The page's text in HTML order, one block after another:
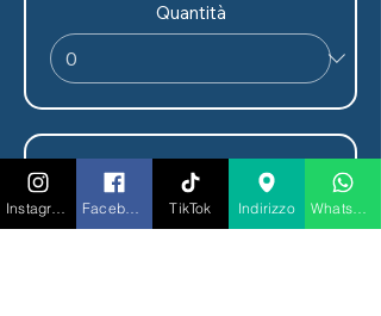
Quantità
Tipo di biglietto
CENA
SPETTACOLO+BELLAVISTA
TikTok Indirizzo